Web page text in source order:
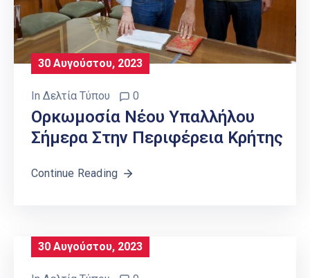
30 Αυγούστου, 2023
In Δελτία Τύπου 0
Ορκωμοσία Νέου Υπαλλήλου
Σήμερα Στην Περιφέρεια Κρήτης
Continue Reading
30 Αυγούστου, 2023